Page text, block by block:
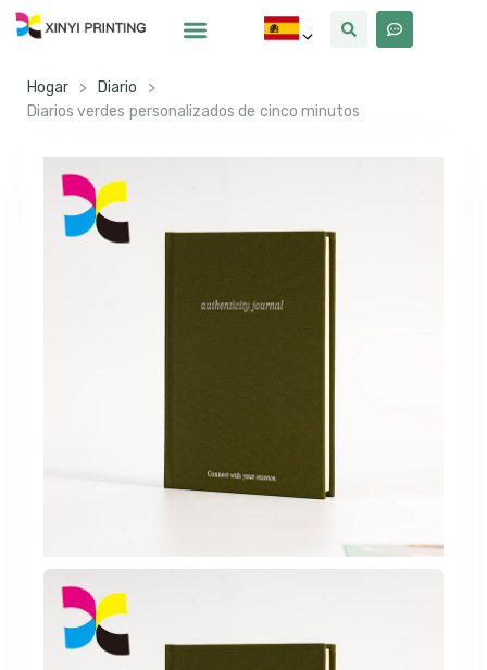
Hogar > Diario
>
Diarios verdes personalizados de cinco minutos